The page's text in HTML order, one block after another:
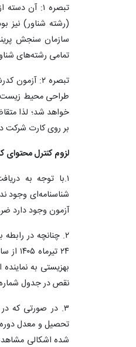
تبصره ۱: آن
(رشته‌ شناور) نیز
سازمان سنجش
تمامی رشته‌های شناور
خواهد شد؛ لذا
بر روی کارت شرکت
لزوم کنترل محتوای
۱.با توجه به
آزمون وجود دارد
۲. چنانچه‌ در
بهزیستی به
نقص در جدول شماره ۲ اطلاعیه درج شده
۳. در صورتی که‌
تحصیل و معدل دوره